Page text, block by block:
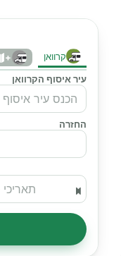
קרוואן +
עיר איסוף הקרוואן
החזרה